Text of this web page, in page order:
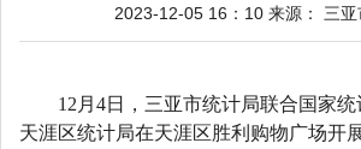
2023-12-05 16：10 来源： 三
12月4日 ， 三亚市统计局联合国家统
天涯区统计局在天涯区胜利 购物广场开